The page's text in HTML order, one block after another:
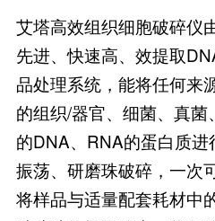
艾塔高效组织细胞破碎仪
先进、快速高、效提取
品处理系统，能将任何来
的组织/器官、细菌、真
的DNA、RNA的蛋白质
振荡、研磨珠破碎，一次
将样品与适量配套耗材中